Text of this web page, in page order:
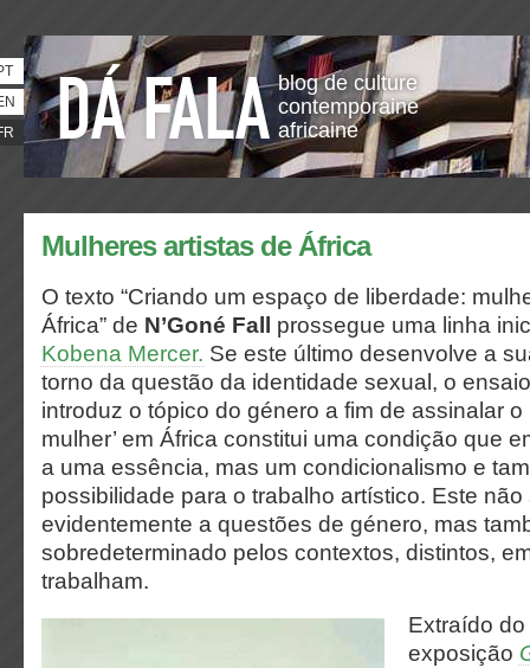
blog de culture
contemporaine
africaine
Mulheres artistas de África
O texto “Criando um espaço de liberdade:
África” de N’Goné Fall
prossegue uma linha
Kobena Mercer. Se este último desenvolve a
torno da questão da identidade sexual, o
introduz o tópico do género a fim de assinalar o
mulher’ em África constitui uma condição que
a uma essência, mas um condicionalismo e
possibilidade para o trabalho artístico. Este não
evidentemente a questões de género, mas
sobredeterminado pelos contextos, distintos,
trabalham.
Extraído
exposição